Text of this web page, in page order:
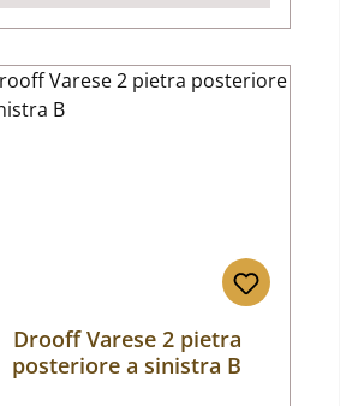
Drooff Varese 2 pietra
posteriore a sinistra B